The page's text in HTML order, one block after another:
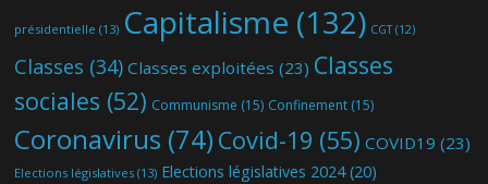
présidentielle (13) Capitalisme (132) CGT(12)
Classes (34) Classes exploitées (23) Classes
sociales (52) Communisme (15) Confinement (15)
Coronavirus (74) Covid-19 (55) COVID19 (23)
Elections législatives (13) Elections législatives 2024(20)